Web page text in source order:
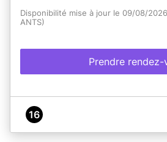
Disponibilité mise à jour le 09/08/
ANTS)
Prendre rendez-
16